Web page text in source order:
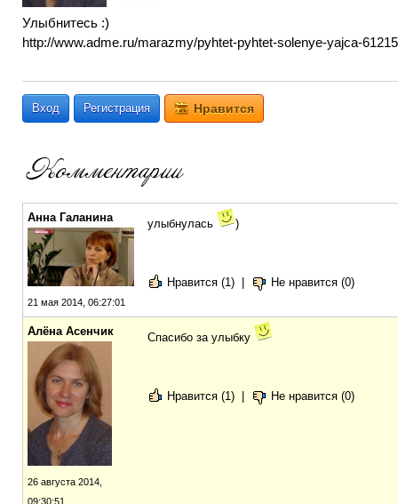
Улыбнитесь :)
http://www.adme.ru/marazmy/pyhtet-pyhtet-solenye-yajca-
Вход Регистрация Нравится
Анна Галанина
21 мая 2014, 06:27:01
улыбнулась )
Нравится (1) Не нравится (0)
Алёна Асенчик
26 августа 2014,
09:30:51
Спасибо за улыбку
Нравится (1) Не нравится (0)